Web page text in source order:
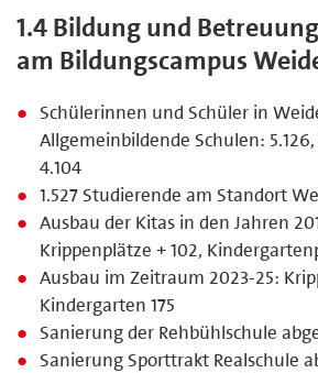
1.4 Bildung und
am Bildungscampus
Schülerinnen und Schüler in
Allgemeinbildende Schulen:
4.104
1.527 Studierende am Standort
Ausbau der Kitas in den Jahren
Krippenplätze + 102,
Ausbau im Zeitraum 2023-25:
Kindergarten 175
Sanierung der Rehbühlschule
Sanierung Sporttrakt Realschule